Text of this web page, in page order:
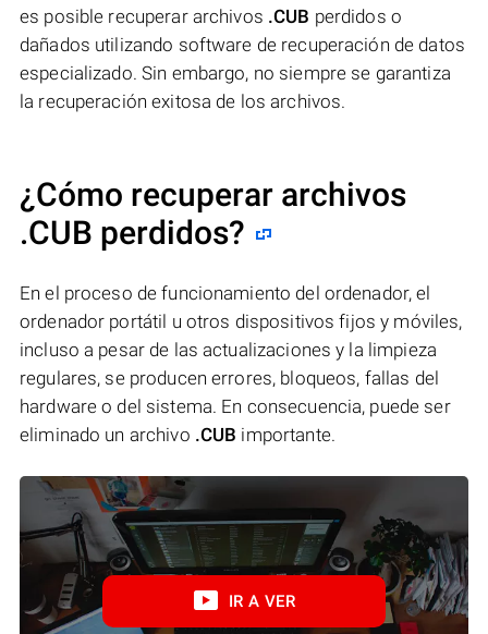
es posible recuperar archivos .CUB perdidos o
dañados utilizando software de recuperación de datos
especializado. Sin embargo, no siempre se garantiza
la recuperación exitosa de los archivos.
¿Cómo recuperar archivos
.CUB perdidos?
En el proceso de funcionamiento del ordenador, el
ordenador portátil u otros dispositivos fijos y móviles,
incluso a pesar de las actualizaciones y la limpieza
regulares, se producen errores, bloqueos, fallas del
hardware o del sistema. En consecuencia, puede ser
eliminado un archivo .CUB importante.
IR A VER